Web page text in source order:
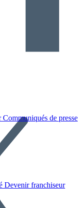
Communiqués de presse
Devenir franchiseur